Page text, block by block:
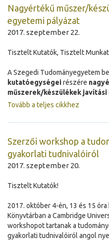
Nagyértékű műszer/
egyetemi pályázat
2017. szeptember 22.
Tisztelt Kutatók, Tisztelt
A Szegedi Tudományegyetem
kutatóegységeirészére
műszerek/készülékek
Tovább a teljes cikkhez
Szerzői workshop a
gyakorlati tudnivalóiról
2017. szeptember 20.
Tisztelt Kutatók!
2017. október 4-én, 13 és 15
Könyvtárban a Cambridge
workshopot tartanak a
gyakorlati tudnivalóiról angol